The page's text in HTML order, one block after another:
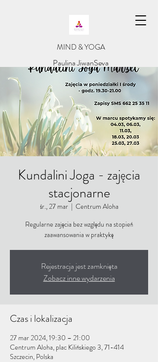
​MIND & YOGA
​Paulina JiwanSeva
Kundalini Joga - zajęcia
stacjonarne
śr., 27 mar
  |
Centrum Aloha
Regularne zajęcia bez względu na stopień
zaawansowania w praktykę
Rejestracja jest zamknięta
Zobacz inne wydarzenia
Czas i lokalizacja
27 mar 2024, 19:30 – 21:00
Centrum Aloha, plac Kilińskiego 3, 71-414
Szczecin, Polska